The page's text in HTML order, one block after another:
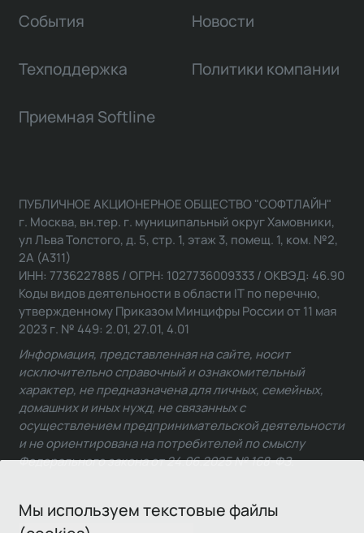
Мы используем текстовые файлы
События Новости
Техподдержка Политики компании
Приемная Softline
ПУБЛИЧНОЕ АКЦИОНЕРНОЕ ОБЩЕСТВО "СОФТЛАЙН"
г. Москва, вн.тер. г. муниципальный округ Хамовники,
ул Льва Толстого, д. 5, стр. 1, этаж 3, помещ. 1, ком. №2,
2А (А311)
ИНН: 7736227885 / ОГРН: 1027736009333 / ОКВЭД: 46.90
Коды видов деятельности в области IT по перечню,
утвержденному Приказом Минцифры России от 11 мая
2023 г. № 449: 2.01, 27.01, 4.01
Информация, представленная на сайте, носит
исключительно справочный и ознакомительный
характер, не предназначена для личных, семейных,
домашних и иных нужд, не связанных с
осуществлением предпринимательской деятельности
и не ориентирована на потребителей по смыслу
Федерального закона от 24.06.2025 № 168-ФЗ.